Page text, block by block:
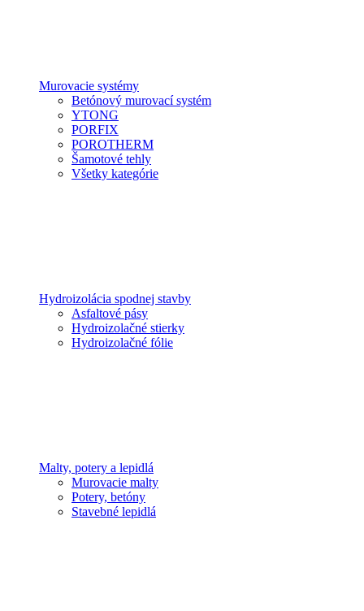
Murovacie systémy
Betónový murovací systém
YTONG
PORFIX
POROTHERM
Šamotové tehly
Všetky kategórie
Hydroizolácia spodnej stavby
Asfaltové pásy
Hydroizolačné stierky
Hydroizolačné fólie
Malty, potery a lepidlá
Murovacie malty
Potery, betóny
Stavebné lepidlá